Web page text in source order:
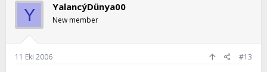
Y YalancýDünya00
New member
11 Eki 2006 #13